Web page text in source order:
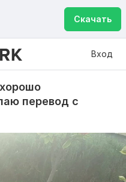
Скачать
Вход
перевод с